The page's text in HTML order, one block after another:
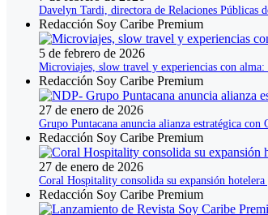
Davelyn Tardi, directora de Relaciones Públicas
Redacción Soy Caribe Premium
5 de febrero de 2026
Microviajes, slow travel y experiencias con
Redacción Soy Caribe Premium
27 de enero de 2026
Grupo Puntacana anuncia alianza estratégica
Redacción Soy Caribe Premium
27 de enero de 2026
Coral Hospitality consolida su expansión
Redacción Soy Caribe Premium